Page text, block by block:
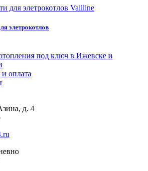
элетрокотлов
под ключ в Ижевске и
и оплата
д. 4